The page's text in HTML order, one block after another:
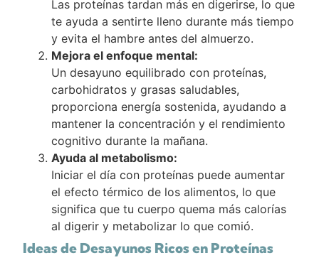
Las proteínas tardan más en digerirse, lo que
te ayuda a sentirte lleno durante más tiempo
y evita el hambre antes del almuerzo.
Mejora el enfoque mental:
Un desayuno equilibrado con proteínas,
carbohidratos y grasas saludables,
proporciona energía sostenida, ayudando a
mantener la concentración y el rendimiento
cognitivo durante la mañana.
Ayuda al metabolismo:
Iniciar el día con proteínas puede aumentar
el efecto térmico de los alimentos, lo que
significa que tu cuerpo quema más calorías
al digerir y metabolizar lo que comió.
Ideas de Desayunos Ricos en Proteínas